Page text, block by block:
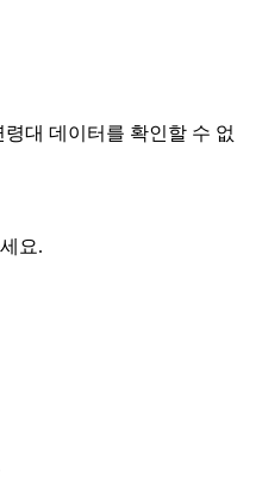
대 데이터를 확인할 수 없
요.